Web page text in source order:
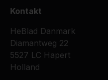
Kontakt
HeBlad Danmark
Diamantweg 22
5527 LC Hapert
Holland